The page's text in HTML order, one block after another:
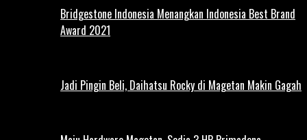
Bridgestone Indonesia Menangkan Indonesia Best Brand
Award 2021
Jadi Pingin Beli, Daihatsu Rocky di Magetan Makin Gagah